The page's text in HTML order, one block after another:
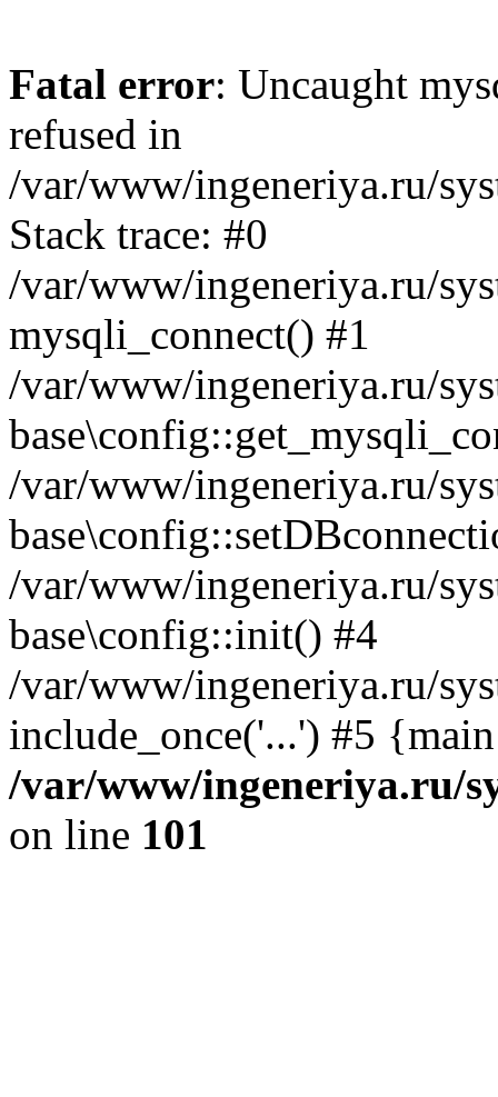
Fatal error: Uncaught
refused in
/var/www/ingeneriya.ru/
Stack trace: #0
/var/www/ingeneriya.ru/
mysqli_connect() #1
/var/www/ingeneriya.ru/
/var/www/ingeneriya.ru/
/var/www/ingeneriya.ru/
base\config::init() #4
/var/www/ingeneriya.ru/
include_once('...') #5
/var/www/ingeneriya.ru/
on line 101